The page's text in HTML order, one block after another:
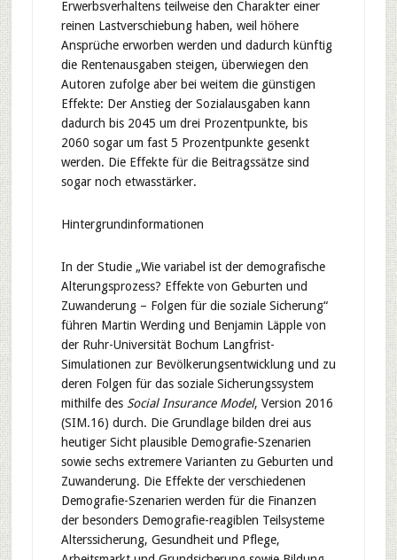
Erwerbsverhaltens teilweise den Charakter einer
reinen Lastverschiebung haben, weil höhere
Ansprüche erworben werden und dadurch künftig
die Rentenausgaben steigen, überwiegen den
Autoren zufolge aber bei weitem die günstigen
Effekte: Der Anstieg der Sozialausgaben kann
dadurch bis 2045 um drei Prozentpunkte, bis
2060 sogar um fast 5 Prozentpunkte gesenkt
werden. Die Effekte für die Beitragssätze sind
sogar noch etwasstärker.
Hintergrundinformationen
In der Studie „Wie variabel ist der demografische
Alterungsprozess? Effekte von Geburten und
Zuwanderung – Folgen für die soziale Sicherung“
führen Martin Werding und Benjamin Läpple von
der Ruhr-Universität Bochum Langfrist-
Simulationen zur Bevölkerungsentwicklung und zu
deren Folgen für das soziale Sicherungssystem
mithilfe des Social Insurance Model, Version 2016
(SIM.16) durch. Die Grundlage bilden drei aus
heutiger Sicht plausible Demografie-Szenarien
sowie sechs extremere Varianten zu Geburten und
Zuwanderung. Die Effekte der verschiedenen
Demografie-Szenarien werden für die Finanzen
der besonders Demografie-reagiblen Teilsysteme
Alterssicherung, Gesundheit und Pflege,